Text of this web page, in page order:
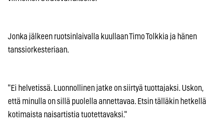
Jonka jälkeen ruotsinlaivalla kuullaan Timo Tolkkia ja hänen
tanssiorkesteriaan.
"Ei helvetissä. Luonnollinen jatke on siirtyä tuottajaksi. Uskon,
että minulla on sillä puolella annettavaa. Etsin tälläkin hetkellä
kotimaista naisartistia tuotettavaksi."